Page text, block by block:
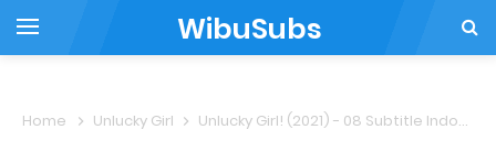
WibuSubs
Home Unlucky Girl Unlucky Girl! (2021) - 08 Subtitle Indonesia